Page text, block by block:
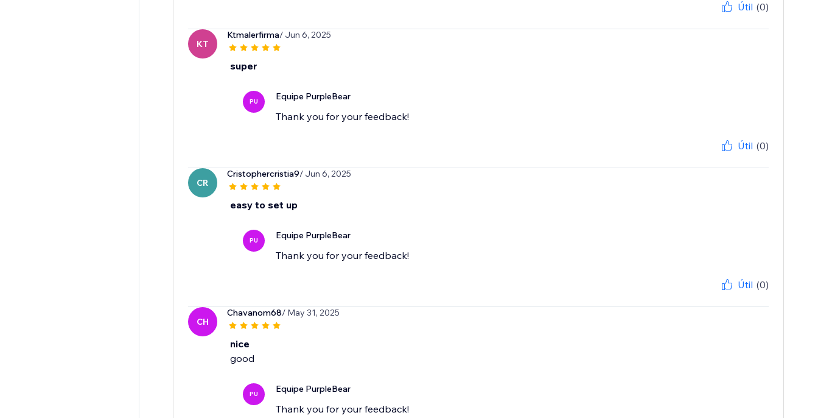
Útil (0)
KT
Ktmalerfirma/ Jun 6, 2025
super
PU Equipe PurpleBear
Útil (0)
CR
Cristophercristia9/ Jun 6, 2025
easy to set up
PU Equipe PurpleBear
Thank you for your feedback!
Útil (0)
CH
Chavanom68/ May 31, 2025
nice
good
PU Equipe PurpleBear
Thank you for your feedback!